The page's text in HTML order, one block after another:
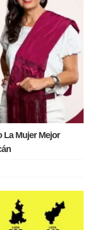
La Mujer Mejor